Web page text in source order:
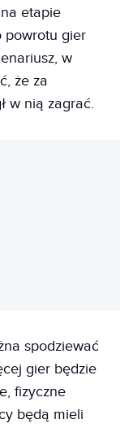
etapie
powrotu gier
w
że za
w nią zagrać.
spodziewać
gier będzie
fizyczne
będą mieli